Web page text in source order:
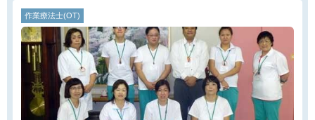
作業療法士(OT)